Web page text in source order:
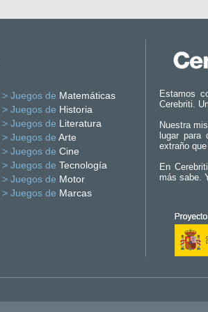
> Juegos de Matemáticas
> Juegos de Historia
> Juegos de Literatura
> Juegos de Arte
> Juegos de Cine
> Juegos de Tecnología
> Juegos de Motor
> Juegos de Marcas
Estamos
Cerebriti.
Nuestra
lugar para
extraño
En
más sabe.